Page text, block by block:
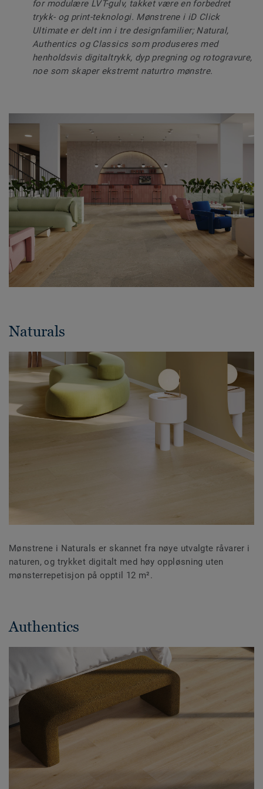
for modulære LVT-gulv, takket være en forbedret
trykk- og print-teknologi. Mønstrene i iD Click
Ultimate er delt inn i tre designfamilier; Natural,
Authentics og Classics som produseres med
henholdsvis digitaltrykk, dyp pregning og rotogravure,
noe som skaper ekstremt naturtro mønstre.
Naturals
Mønstrene i Naturals er skannet fra nøye utvalgte råvarer i
naturen, og trykket digitalt med høy oppløsning uten
mønsterrepetisjon på opptil 12 m².
Authentics